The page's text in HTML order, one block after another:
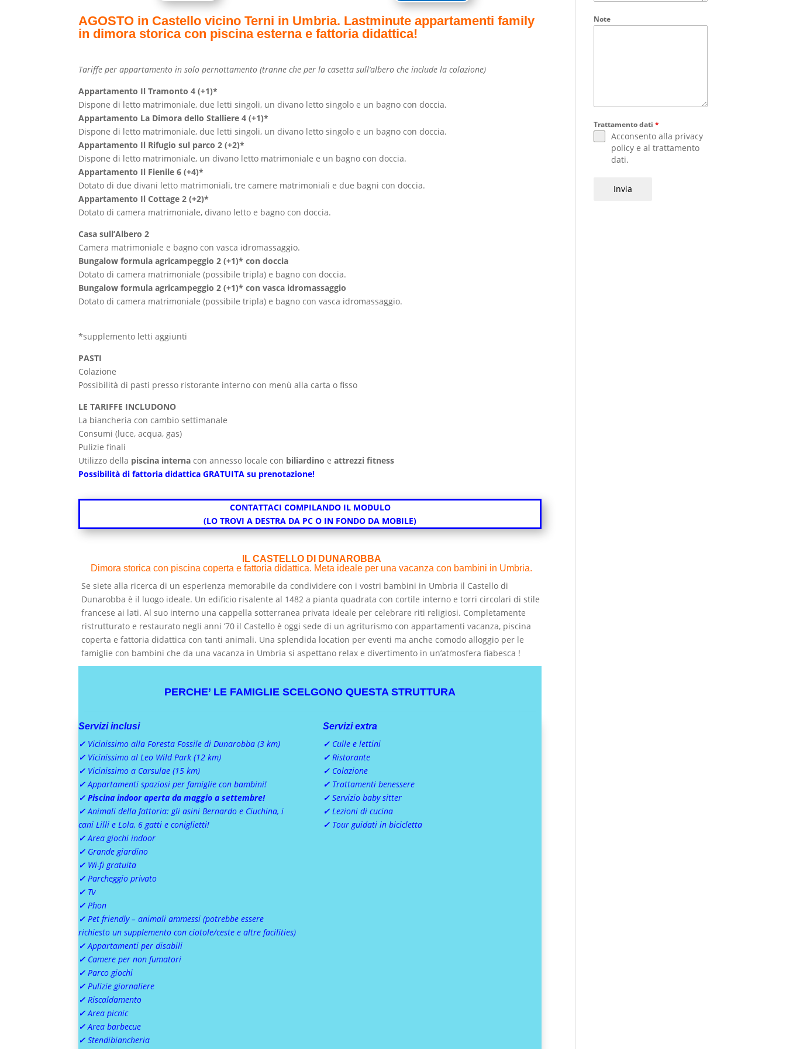
AGOSTO in Castello vicino Terni in Umbria. Lastminute appartamenti family
in dimora storica con piscina esterna e fattoria didattica!
Tariffe per appartamento in solo pernottamento (tranne che per la casetta sull’albero che include la colazione)
Appartamento Il Tramonto 4 (+1)*
Dispone di letto matrimoniale, due letti singoli, un divano letto singolo e un bagno con doccia.
Appartamento La Dimora dello Stalliere 4 (+1)*
Dispone di letto matrimoniale, due letti singoli, un divano letto singolo e un bagno con doccia.
Appartamento Il Rifugio sul parco 2 (+2)*
Dispone di letto matrimoniale, un divano letto matrimoniale e un bagno con doccia.
Appartamento Il Fienile 6 (+4)*
Dotato di due divani letto matrimoniali, tre camere matrimoniali e due bagni con doccia.
Appartamento Il Cottage 2 (+2)*
Dotato di camera matrimoniale, divano letto e bagno con doccia.
Casa sull’Albero 2
Camera matrimoniale e bagno con vasca idromassaggio.
Bungalow formula agricampeggio 2 (+1)* con doccia
Dotato di camera matrimoniale (possibile tripla) e bagno con doccia.
Bungalow formula agricampeggio 2 (+1)* con vasca idromassaggio
Dotato di camera matrimoniale (possibile tripla) e bagno con vasca idromassaggio.
*supplemento letti aggiunti
PASTI
Colazione
Possibilità di pasti presso ristorante interno con menù alla carta o fisso
LE TARIFFE INCLUDONO
La biancheria con cambio settimanale
Consumi (luce, acqua, gas)
Pulizie finali
Utilizzo della piscina interna con annesso locale con biliardino eattrezzi fitness
Possibilità di fattoria didattica GRATUITA su prenotazione!
CONTATTACI COMPILANDO IL MODULO
(LO TROVI A DESTRA DA PC O IN FONDO DA MOBILE)
IL CASTELLO DI DUNAROBBA
Dimora storica con piscina coperta e fattoria didattica. Meta ideale per una vacanza con bambini in Umbria.
Se siete alla ricerca di un esperienza memorabile da condividere con i vostri bambini in Umbria il Castello di
Dunarobba è il luogo ideale. Un edificio risalente al 1482 a pianta quadrata con cortile interno e torri circolari di stile
francese ai lati. Al suo interno una cappella sotterranea privata ideale per celebrare riti religiosi. Completamente
ristrutturato e restaurato negli anni ’70 il Castello è oggi sede di un agriturismo con appartamenti vacanza, piscina
coperta e fattoria didattica con tanti animali. Una splendida location per eventi ma anche comodo alloggio per le
famiglie con bambini che da una vacanza in Umbria si aspettano relax e divertimento in un’atmosfera fiabesca !
PERCHE’ LE FAMIGLIE SCELGONO QUESTA STRUTTURA
Servizi inclusi
✓ Vicinissimo alla Foresta Fossile di Dunarobba (3 km)
✓ Vicinissimo al Leo Wild Park (12 km)
✓ Vicinissimo a Carsulae (15 km)
✓Appartamenti spaziosi per famiglie con bambini!
✓ Piscina indoor aperta da maggio a settembre!
✓Animali della fattoria: gli asini Bernardo e Ciuchina, i
cani Lilli e Lola, 6 gatti e coniglietti!
✓Area giochi indoor
✓ Grande giardino
✓ Wi-fi gratuita
✓ Parcheggio privato
✓ Tv
✓ Phon
✓ Pet friendly – animali ammessi (potrebbe essere
richiesto un supplemento con ciotole/ceste e altre facilities)
✓Appartamenti per disabili
✓ Camere per non fumatori
✓ Parco giochi
✓ Pulizie giornaliere
✓ Riscaldamento
✓ Area picnic
✓ Area barbecue
✓ Stendibiancheria
Servizi extra
✓ Culle e lettini
✓ Ristorante
✓ Colazione
✓ Trattamenti benessere
✓Servizio baby sitter
✓Lezioni di cucina
✓Tour guidati in bicicletta
Note
Trattamento dati*
Acconsento alla privacy
policy e altrattamento
dati.
Invia